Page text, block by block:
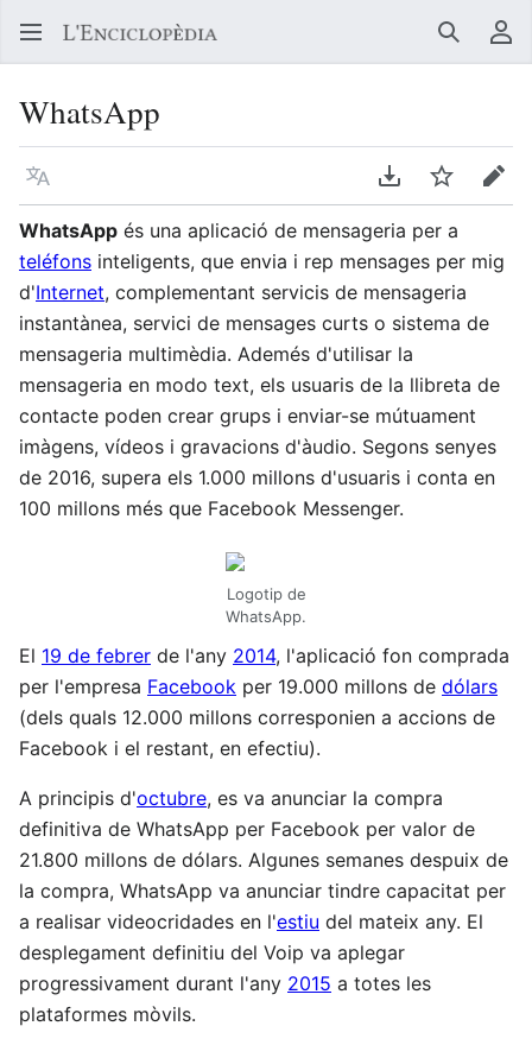
Buscar
WhatsApp
Llegir en un atre idioma Descarregar en
Vigilar
WhatsApp és una aplicació de mensageria per a
teléfons inteligents, que envia i rep mensages per mig
d'Internet, complementant servicis de mensageria
instantànea, servici de mensages curts o sistema de
mensageria multimèdia. Ademés d'utilisar la
mensageria en modo text, els usuaris de la llibreta de
contacte poden crear grups i enviar-se mútuament
imàgens, vídeos i gravacions d'àudio.​ Segons senyes
de 2016, supera els 1.000 millons d'usuaris i conta en
100 millons més que Facebook Messenger.
Logotip de
WhatsApp.
El 19 de febrer de l'any 2014, l'aplicació fon comprada
per l'empresa Facebook per 19.000 millons de dólars
(dels quals 12.000 millons corresponien a accions de
Facebook i el restant, en efectiu).
A principis d'octubre, es va anunciar la compra
definitiva de WhatsApp per Facebook per valor de
21.800 millons de dólars.​ Algunes semanes despuix de
la compra, WhatsApp va anunciar tindre capacitat per
a realisar videocridades en l'estiu del mateix any. El
desplegament definitiu del Voip va aplegar
progressivament durant l'any 2015 a totes les
plataformes mòvils.